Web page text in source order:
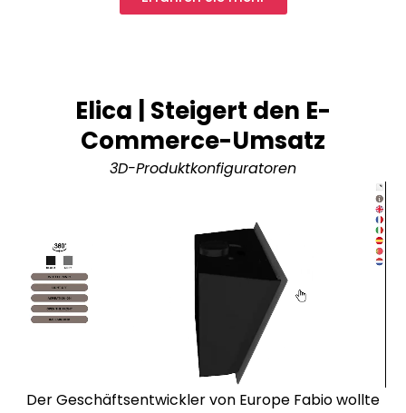
Elica | Steigert den E-
Commerce-Umsatz
3D-Produktkonfiguratoren
Der Geschäftsentwickler von Europe Fabio wollte